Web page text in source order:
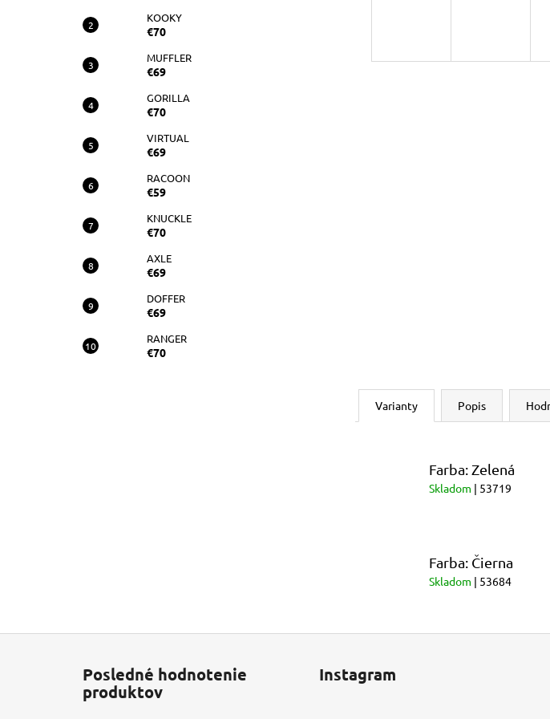
KOOKY
€70
MUFFLER
€69
GORILLA
€70
VIRTUAL
€69
RACOON
€59
KNUCKLE
€70
AXLE
€69
DOFFER
€69
RANGER
€70
Varianty Popis
Farba: Zelená
Skladom | 53719
Farba: Čierna
Skladom | 53684
€70
Posledné hodnotenie
produktov
Instagram